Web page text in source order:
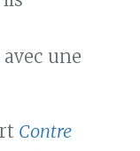
une
Contre